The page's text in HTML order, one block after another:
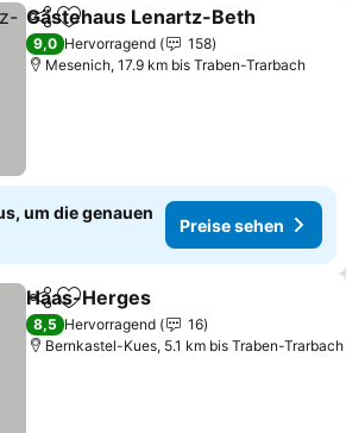
TeilenZu Favoriten hinzufügen
Gästehaus Lenartz-Beth
9,0 Hervorragend
158
Mesenich, 17.9 km bis Traben-Trarbach
um die genauen
Preise sehen
TeilenZu Favoriten hinzufügen
Haas-Herges
8,5 Hervorragend
16
Bernkastel-Kues, 5.1 km bis Traben-Trarbach